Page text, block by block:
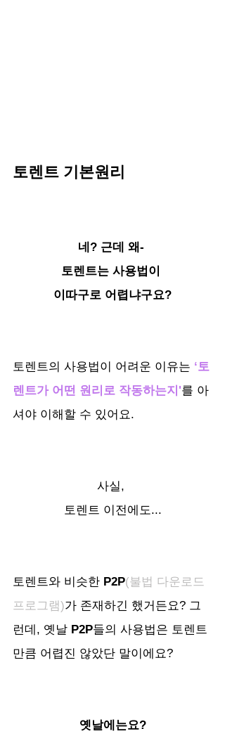
토렌트 기본원리
네? 근데 왜-
토렌트는 사용법이
이따구로 어렵냐구요?
토렌트의 사용법이 어려운 이유는 ‘토
렌트가 어떤 원리로 작동하는지'를 아
셔야 이해할 수 있어요.
사실,
토렌트 이전에도...
토렌트와 비슷한 P2P(불법 다운로드
프로그램)가 존재하긴 했거든요? 그
런데, 옛날 P2P들의 사용법은 토렌트
만큼 어렵진 않았단 말이에요?
옛날에는요?